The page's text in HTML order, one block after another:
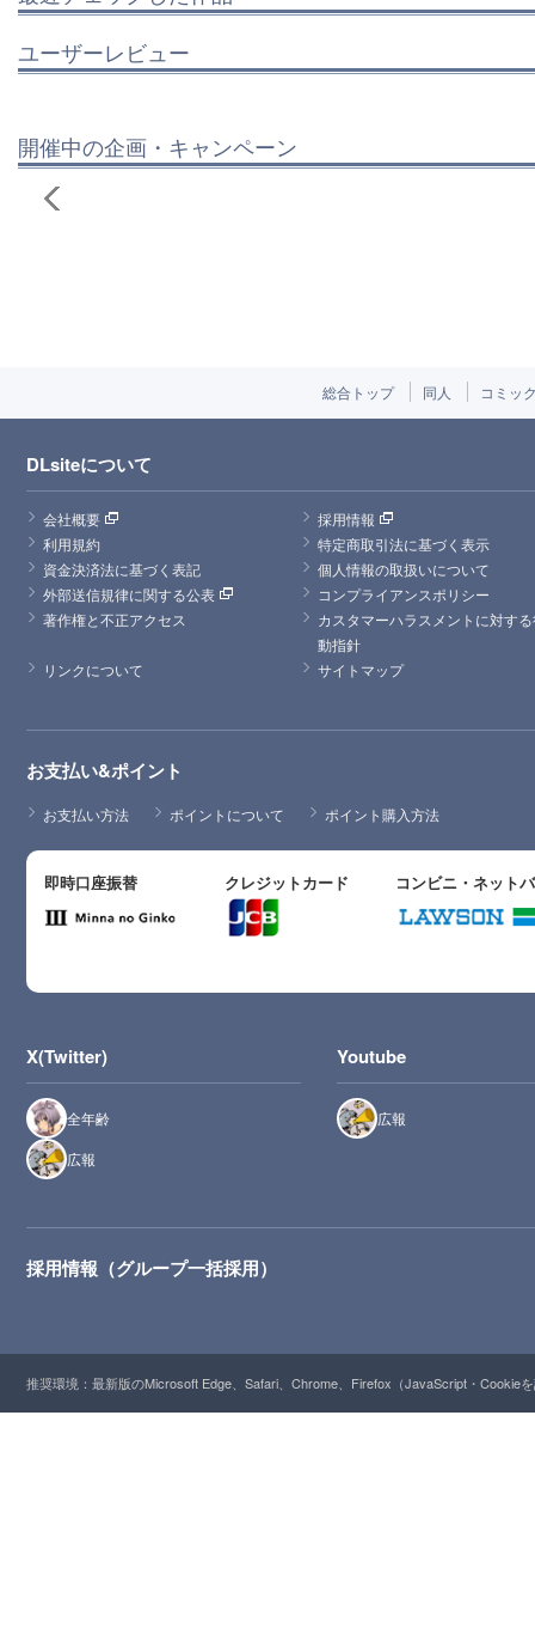
ユーザーレビュー
開催中の企画・キャンペーン
総合トップ 同人 コミッ
DLsiteについて
会社概要
採用情報
利用規約
特定商取引法に基づく表示
資金決済法に基づく表記
個人情報の取扱いについて
外部送信規律に関する公表
コンプライアンスポリシー
著作権と不正アクセス
カスタマーハラスメントに対す
動指針
リンクについて
サイトマップ
お支払い&ポイント
お支払い方法 ポイントについて ポイント購入方法
即時口座振替 クレジットカード コンビニ・ネット
X(Twitter)
全年齢
広報
Youtube
広報
採用情報（グループ一括採用）
推奨環境：最新版のMicrosoft Edge、Safari、Chrome、Firefox（JavaScript・Cookie